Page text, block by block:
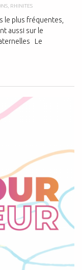
RHINITES
le plus fréquentes,
aussi sur le
Le